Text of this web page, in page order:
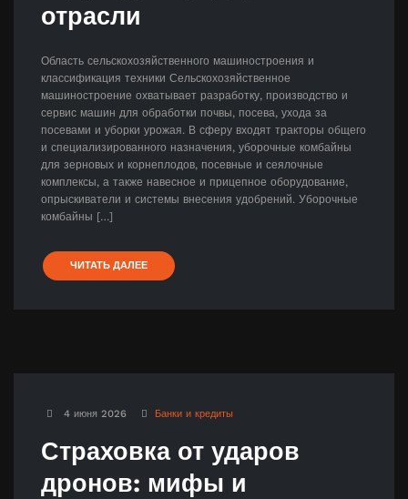
отрасли
Область сельскохозяйственного машиностроения и
классификация техники Сельскохозяйственное
машиностроение охватывает разработку, производство и
сервис машин для обработки почвы, посева, ухода за
посевами и уборки урожая. В сферу входят тракторы общего
и специализированного назначения, уборочные комбайны
для зерновых и корнеплодов, посевные и сеялочные
комплексы, а также навесное и прицепное оборудование,
опрыскиватели и системы внесения удобрений. Уборочные
комбайны […]
ЧИТАТЬ ДАЛЕЕ
4 июня 2026 Банки и кредиты
Страховка от ударов
дронов: мифы и